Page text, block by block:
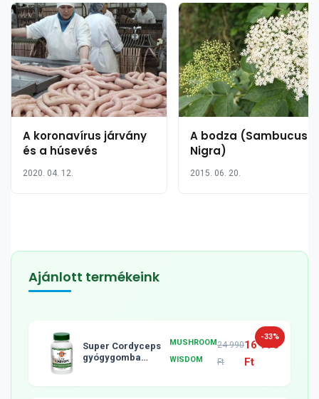
A koronavírus járvány
és a húsevés
2020. 04. 12.
A bodza (Sambucus
Nigra)
2015. 06. 20.
Ajánlott termékeink
-33%
Super Cordyceps
gyógygomba
MUSHROOM
WISDOM
24 990
Ft
16 990
Ft